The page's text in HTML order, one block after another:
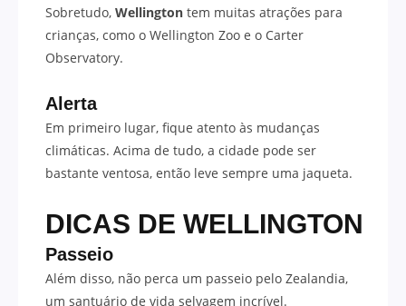
Sobretudo, Wellington tem muitas atrações para
crianças, como o Wellington Zoo e o Carter
Observatory.
Alerta
Em primeiro lugar, fique atento às mudanças
climáticas. Acima de tudo, a cidade pode ser
bastante ventosa, então leve sempre uma jaqueta.
DICAS DE WELLINGTON
Passeio
Além disso, não perca um passeio pelo Zealandia,
um santuário de vida selvagem incrível.